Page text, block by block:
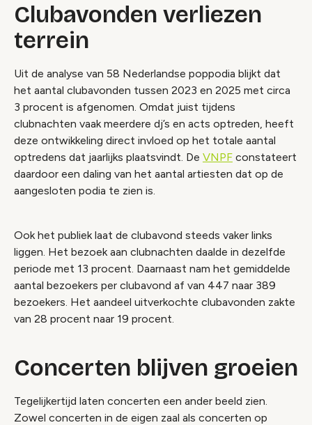
Clubavonden verliezen
terrein
Uit de analyse van 58 Nederlandse poppodia blijkt dat
het aantal clubavonden tussen 2023 en 2025 met circa
3 procent is afgenomen. Omdat juist tijdens
clubnachten vaak meerdere dj’s en acts optreden, heeft
deze ontwikkeling direct invloed op het totale aantal
optredens dat jaarlijks plaatsvindt. De VNPF constateert
daardoor een daling van het aantal artiesten dat op de
aangesloten podia te zien is.
Ook het publiek laat de clubavond steeds vaker links
liggen. Het bezoek aan clubnachten daalde in dezelfde
periode met 13 procent. Daarnaast nam het gemiddelde
aantal bezoekers per clubavond af van 447 naar 389
bezoekers. Het aandeel uitverkochte clubavonden zakte
van 28 procent naar 19 procent.
Concerten blijven groeien
Tegelijkertijd laten concerten een ander beeld zien.
Zowel concerten in de eigen zaal als concerten op